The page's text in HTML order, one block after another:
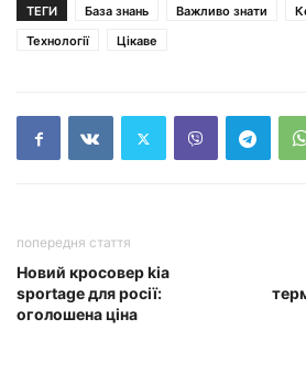
ТЕГИ База знань Важливо знати
Технології
Цікаве
попередня стаття
Новий кросовер kia
sportage для росії:
оголошена ціна